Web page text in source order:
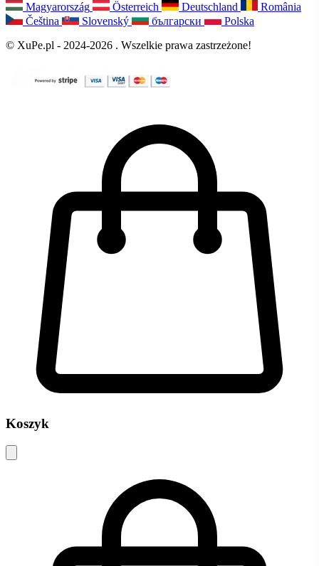
Magyarország Österreich Deutschland
România
Čeština
Slovenský български
Polska
© XuPe.pl - 2024-2026 . Wszelkie prawa zastrzeżone!
Koszyk